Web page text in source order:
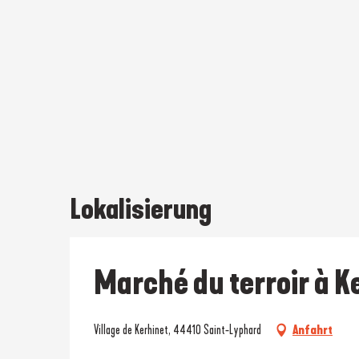
Lokalisierung
Marché du terroir à
Village de Kerhinet, 44410 Saint-Lyphard Anfahrt